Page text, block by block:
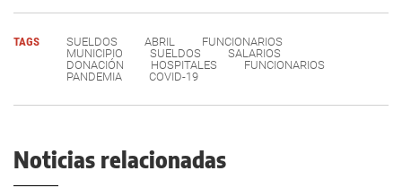
TAGS SUELDOS ABRIL
FUNCIONARIOS
MUNICIPIO
SUELDOS
SALARIOS
DONACIÓN
HOSPITALES
FUNCIONARIOS
PANDEMIA
COVID-19
Noticias relacionadas